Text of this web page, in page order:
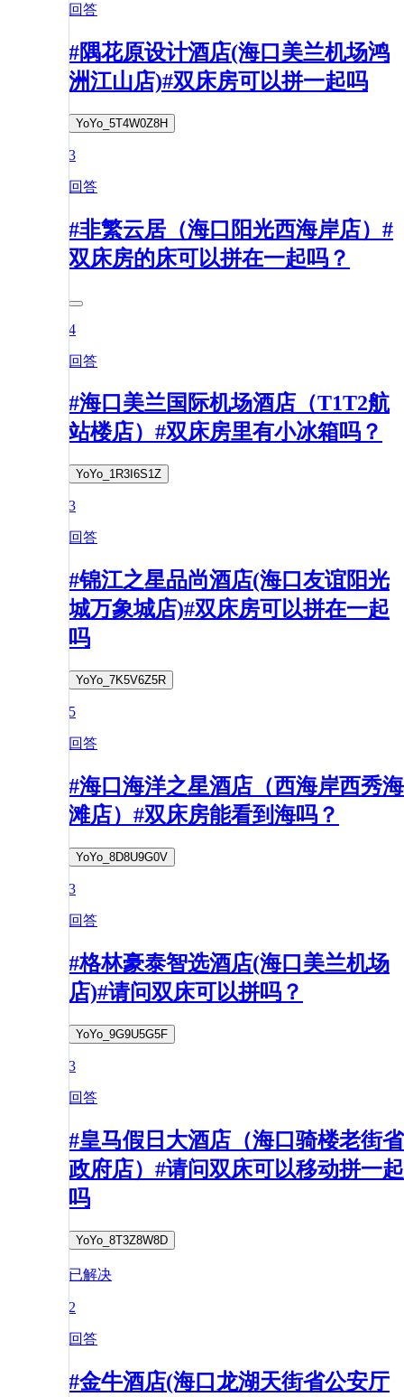
回答
#隅花原设计酒店(海口美兰机场鸿
洲江山店)#双床房可以拼一起吗
YoYo_5T4W0Z8H
3
回答
#非繁云居（海口阳光西海岸店）#
双床房的床可以拼在一起吗？
4
回答
#海口美兰国际机场酒店（T1T2航
站楼店）#双床房里有小冰箱吗？
YoYo_1R3I6S1Z
3
回答
#锦江之星品尚酒店(海口友谊阳光
城万象城店)#双床房可以拼在一起
吗
YoYo_7K5V6Z5R
5
回答
#海口海洋之星酒店（西海岸西秀海
滩店）#双床房能看到海吗？
YoYo_8D8U9G0V
3
回答
#格林豪泰智选酒店(海口美兰机场
店)#请问双床可以拼吗？
YoYo_9G9U5G5F
3
回答
#皇马假日大酒店（海口骑楼老街省
政府店）#请问双床可以移动拼一起
吗
YoYo_8T3Z8W8D
已解决
2
回答
#金牛酒店(海口龙湖天街省公安厅